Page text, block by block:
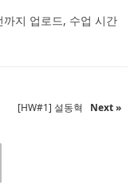
지 업로드, 수업 시간
[HW#1] 설동혁
Next »